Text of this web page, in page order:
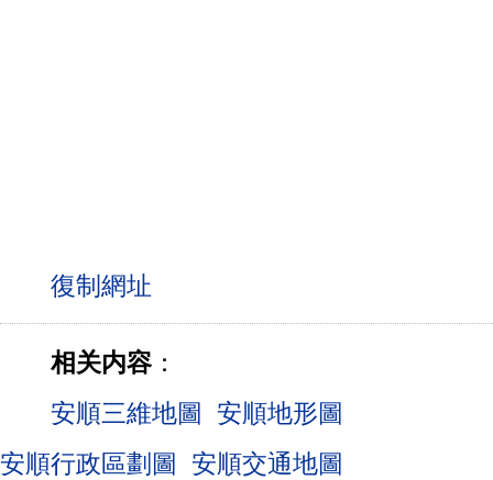
相关内容：
安順三維地圖 安順地形圖
安順行政區劃圖 安順交通地圖